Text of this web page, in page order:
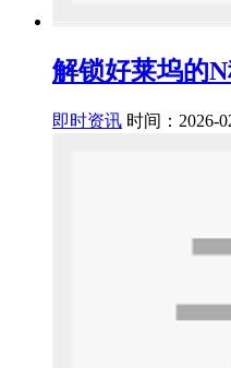
解锁好莱坞的
即时资讯 时间：2026-